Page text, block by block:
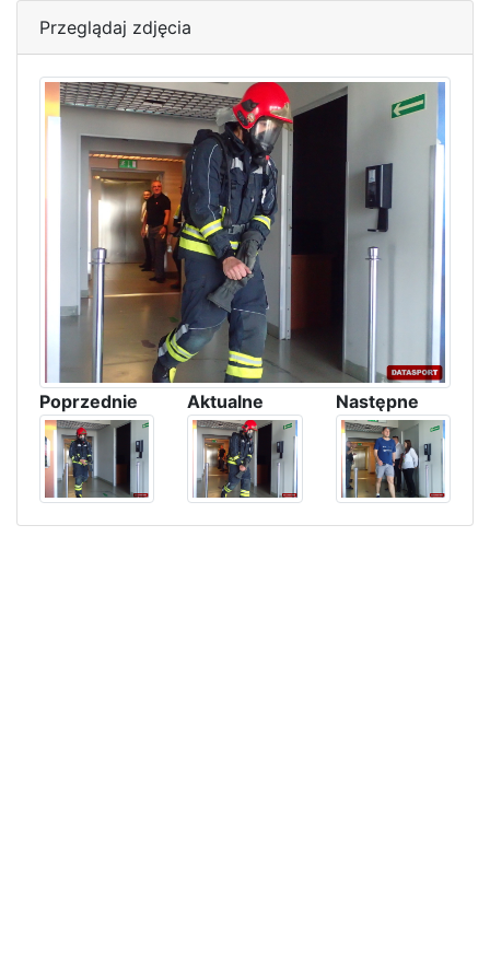
Przeglądaj zdjęcia
Poprzednie Aktualne Następne